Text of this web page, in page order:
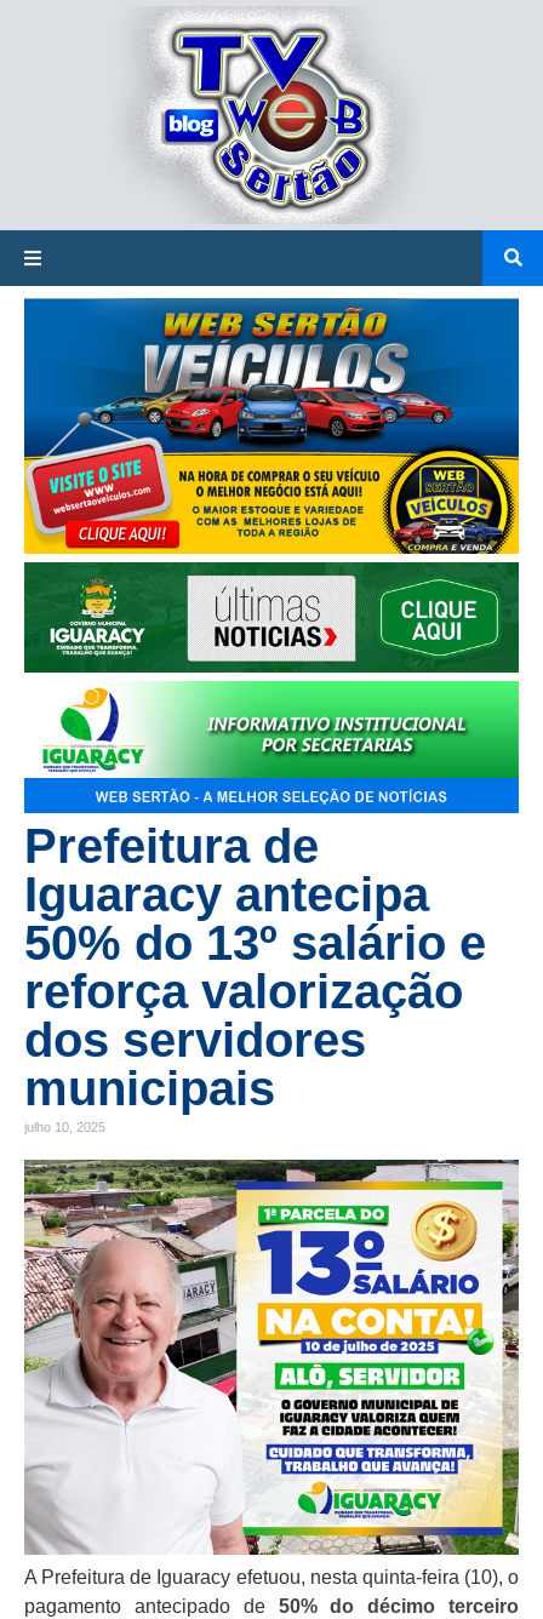
Prefeitura de
Iguaracy antecipa
50% do 13º salário e
reforça valorização
dos servidores
municipais
julho 10, 2025
A Prefeitura de Iguaracy efetuou, nesta quinta-feira (10), o
pagamento antecipado de 50% do décimo terceiro